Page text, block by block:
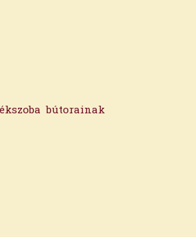
bútorainak